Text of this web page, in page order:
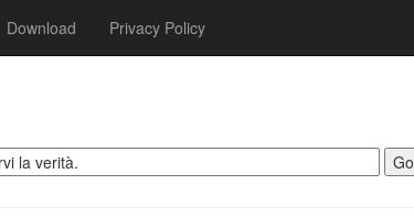
Download Privacy Policy
Go